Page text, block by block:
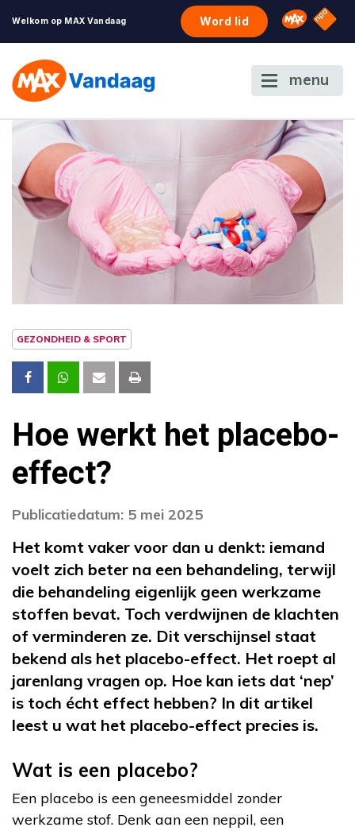
Welkom op MAX Vandaag Word lid Omroep
NPO
menu
GEZONDHEID & SPORT
Hoe werkt het placebo-
effect?
Publicatiedatum: 5 mei 2025
Het komt vaker voor dan u denkt: iemand
voelt zich beter na een behandeling, terwijl
die behandeling eigenlijk geen werkzame
stoffen bevat. Toch verdwijnen de klachten
of verminderen ze. Dit verschijnsel staat
bekend als het placebo-effect. Het roept al
jarenlang vragen op. Hoe kan iets dat ‘nep’
is toch écht effect hebben? In dit artikel
leest u wat het placebo-effect precies is.
Wat is een placebo?
Een placebo is een geneesmiddel zonder
werkzame stof. Denk aan een neppil, een